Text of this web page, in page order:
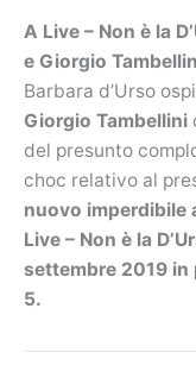
A Live – Non è la
e Giorgio
Barbara d’Urso
Giorgio Tambellini
del presunto
choc relativo al
nuovo imperdibile
Live – Non è la
settembre 2019 in
5.